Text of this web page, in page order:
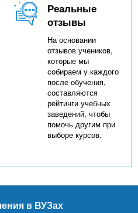
Реальные
отзывы
На основании
отзывов учеников,
которые мы
собираем у каждого
после обучения,
составляются
рейтинги учебных
заведений, чтобы
помочь другим при
выборе курсов.
в ВУЗах